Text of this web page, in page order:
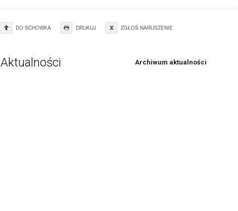
DO SCHOWKA DRUKUJ ZGŁOŚ NARUSZENIE
Aktualności Archiwum aktualności